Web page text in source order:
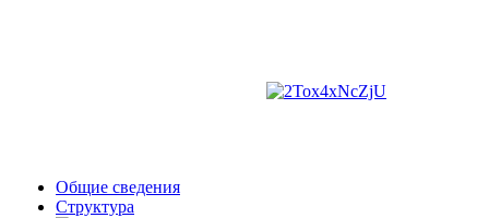
Общие сведения
Структура